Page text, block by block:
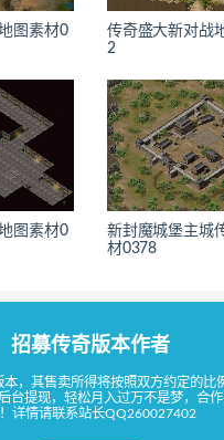
图素材0
传奇盛大新对战
2
图素材0
新封魔城堡主城
材0378
招募传奇版本作者
，其售卖所得将按照双方约定的比
台提现，轻松月入过万不是梦，合
详情请联系站长QQ260027402